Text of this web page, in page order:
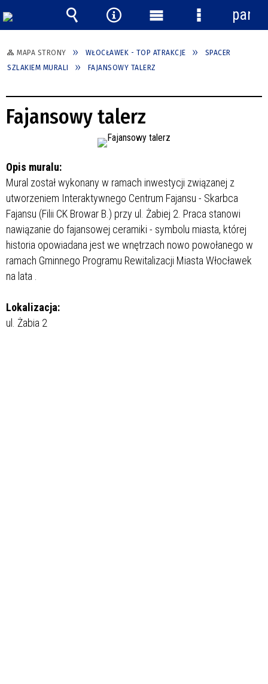
MAPA STRONY WŁOCŁAWEK - TOP ATRAKCJE
SPACER
SZLAKIEM MURALI
FAJANSOWY TALERZ
Fajansowy talerz
Opis muralu:
Mural został wykonany w ramach inwestycji związanej z
utworzeniem Interaktywnego Centrum Fajansu - Skarbca
Fajansu (Filii CK Browar B.) przy ul. Żabiej 2. Praca stanowi
nawiązanie do fajansowej ceramiki - symbolu miasta, której
historia opowiadana jest we wnętrzach nowo powołanego w
ramach Gminnego Programu Rewitalizacji Miasta Włocławek
na lata
Lokalizacja:
ul. Żabia 2
Wyszukiwarka
Narzędzia
Menu
główne
Menu
szczegółowe
panel